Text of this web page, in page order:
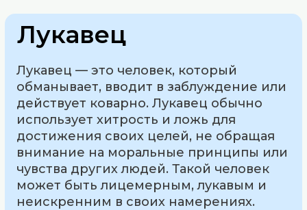
Лукавец
Лукавец — это человек, который
обманывает, вводит в заблуждение или
действует коварно. Лукавец обычно
использует хитрость и ложь для
достижения своих целей, не обращая
внимание на моральные принципы или
чувства других людей. Такой человек
может быть лицемерным, лукавым и
неискренним в своих намерениях.